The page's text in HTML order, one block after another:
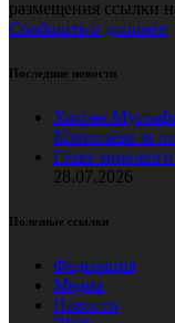
размещения ссылки
Сообщить о допинге
Последние новости
Хассан
Коноплёва за
Главе
28.07.2026
Полезные ссылки
Федерация
Медиа
Новости